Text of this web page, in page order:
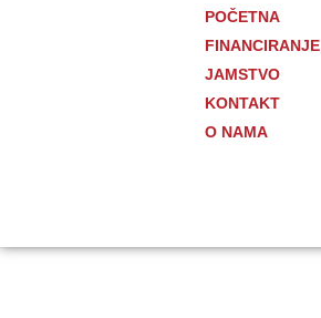
POČETNA
FINANCIRANJE
JAMSTVO
KONTAKT
O NAMA